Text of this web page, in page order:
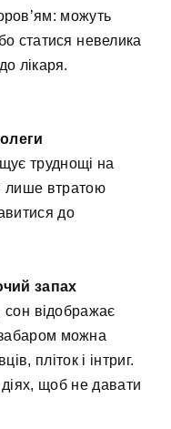
можуть
статися невелика
лікаря.
труднощі на
лише втратою
до
запах
сон відображає
можна
пліток і інтриг.
щоб не давати